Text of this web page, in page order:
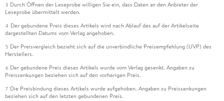
3 Durch Öffnen der Leseprobe willigen Sie ein, dass Daten an den Anbieter der
Leseprobe übermittelt werden.
4 Der gebundene Preis dieses Artikels wird nach Ablauf des auf der Artikelseite
dargestellten Datums vom Verlag angehoben.
5 Der Preisvergleich bezieht sich auf die unverbindliche Preisempfehlung (UVP) des
Herstellers.
6 Der gebundene Preis dieses Artikels wurde vom Verlag gesenkt. Angaben zu
Preissenkungen beziehen sich auf den vorherigen Preis.
7 Die Preisbindung dieses Artikels wurde aufgehoben. Angaben zu Preissenkungen
beziehen sich auf den letzten gebundenen Preis.